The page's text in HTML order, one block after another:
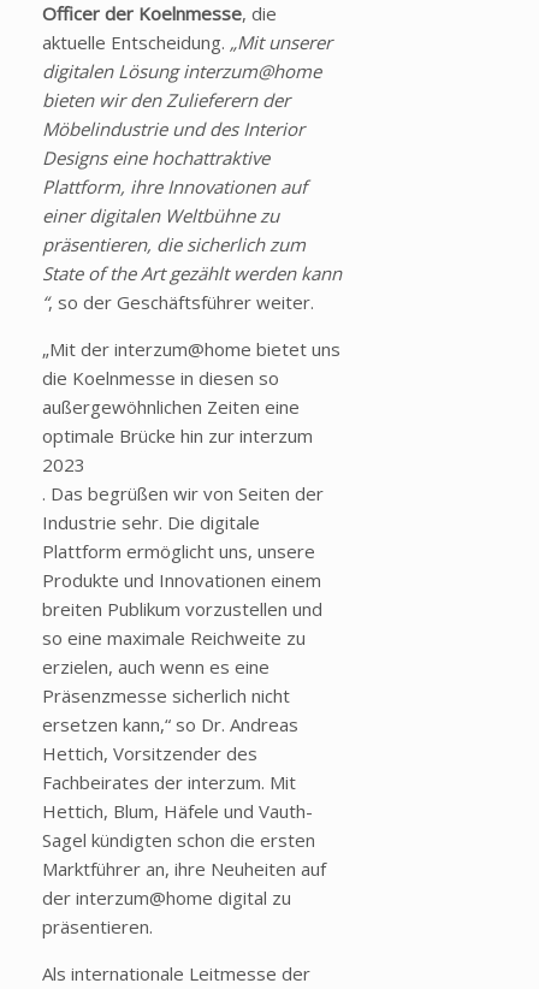
Officer der Koelnmesse, die
aktuelle Entscheidung. „Mit unserer
digitalen Lösung interzum@home
bieten wir den Zulieferern der
Möbelindustrie und des Interior
Designs eine hochattraktive
Plattform, ihre Innovationen auf
einer digitalen Weltbühne zu
präsentieren, die sicherlich zum
State of the Art gezählt werden kann
“, so der Geschäftsführer weiter.
„Mit der interzum@home bietet uns
die Koelnmesse in diesen so
außergewöhnlichen Zeiten eine
optimale Brücke hin zur interzum
2023
. Das begrüßen wir von Seiten der
Industrie sehr. Die digitale
Plattform ermöglicht uns, unsere
Produkte und Innovationen einem
breiten Publikum vorzustellen und
so eine maximale Reichweite zu
erzielen, auch wenn es eine
Präsenzmesse sicherlich nicht
ersetzen kann,“ so Dr. Andreas
Hettich, Vorsitzender des
Fachbeirates der interzum. Mit
Hettich, Blum, Häfele und Vauth-
Sagel kündigten schon die ersten
Marktführer an, ihre Neuheiten auf
der interzum@home digital zu
präsentieren.
Als internationale Leitmesse der